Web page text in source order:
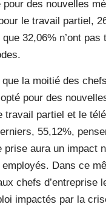
pour des nouvelles
le travail partiel,
32,06% n’ont pas
la moitié des
pour des
travail partiel et le
55,12%,
prise aura un impact
Dans ce
chefs d’entreprise
impactés par la